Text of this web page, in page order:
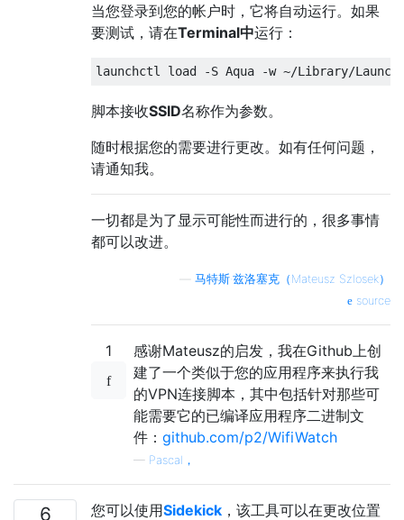
当您登录到您的帐户时，它将自动运行。如果
要测试，请在Terminal中运行：
脚本接收SSID名称作为参数。
随时根据您的需要进行更改。如有任何问题，
请通知我。
一切都是为了显示可能性而进行的，很多事情
都可以改进。
马特斯·兹洛塞克（Mateusz Szlosek）
source
1
感谢Mateusz的启发，我在Github上创
建了一个类似于您的应用程序来执行我
的VPN连接脚本，其中包括针对那些可
能需要它的已编译应用程序二进制文
件： github.com/p2/WifiWatch
— Pascal，
6 您可以使用Sidekick ，该工具可以在更改位置